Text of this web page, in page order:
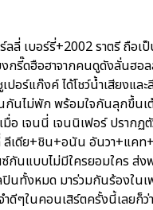
ลลี่ เบอร์รี่+2002 ราตรี
กรี๊ดฮือฮาจากคนดูดังลั่นฮอ
ร์แก๊งค์ ได้โชว์น้ำเสียงแล
กันไม่พัก พร้อมใจกันลุกขึ้น
อ เจนนี่ เจนนิเฟอร์ ปรากฏ
เดีย+ชิน+อนัน อันวา+แคท
นแบบไม่มีใครยอมใคร ส่
นทั้งหมด มาร่วมกันร้องใน
ดีๆในคอนเสิร์ตครั้งนี้เลยก็ว่